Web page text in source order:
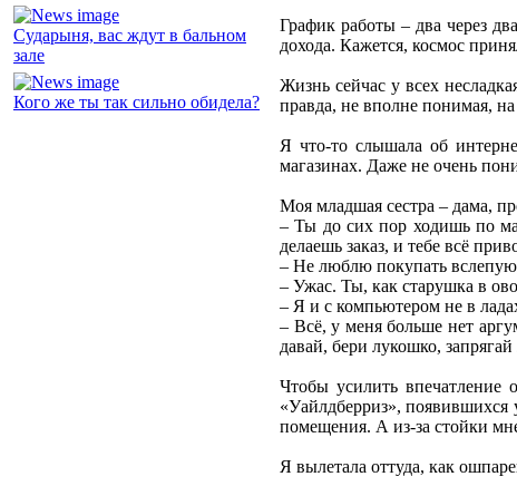
Сударыня, вас ждут в бальном
зале
Кого же ты так сильно обидела?
График работы – два через
дохода. Кажется, космос
Жизнь сейчас у всех
правда, не вполне понимая, на
Я что-то слышала об
магазинах. Даже не очень
Моя младшая сестра – дама,
– Ты до сих пор ходишь по
делаешь заказ, и тебе всё
– Не люблю покупать
– Ужас. Ты, как старушка в
– Я и с компьютером не в
– Всё, у меня больше нет
давай, бери лукошко,
Чтобы усилить впечатление
«Уайлдберриз», появившихся
помещения. А из-за стойки
Я вылетала оттуда, как